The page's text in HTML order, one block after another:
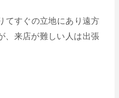
てすぐの立地にあり遠方
、来店が難しい人は出張